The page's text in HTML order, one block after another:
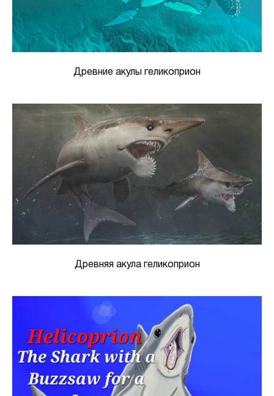
Древние акулы геликоприон
Древняя акула геликоприон